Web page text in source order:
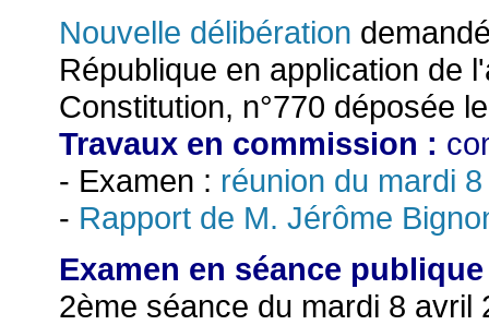
Nouvelle délibération
République en application de
Constitution, n°770 déposée
Travaux en commission :
- Examen : réunion du mardi
- Rapport de M. Jérôme
Examen en séance
2ème séance du mardi 8 avril